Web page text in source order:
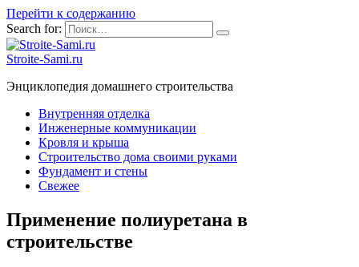
Перейти к содержанию
Search for:
Stroite-Sami.ru
Энциклопедия домашнего строительства
Внутренняя отделка
Инженерные коммуникации
Кровля и крыша
Строительство дома своими руками
Фундамент и стены
Свежее
Применение полиуретана в
строительстве